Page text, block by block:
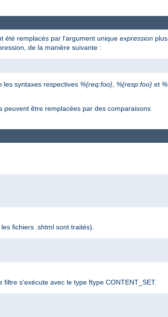
été remplacés par l'argument unique expression plus
de la manière suivante :
les syntaxes respectives %{req:foo}, %{resp:foo} et %
être remplacées par des comparaisons
fichiers .shtml sont traités).
s'exécute avec le type ftype CONTENT_SET.